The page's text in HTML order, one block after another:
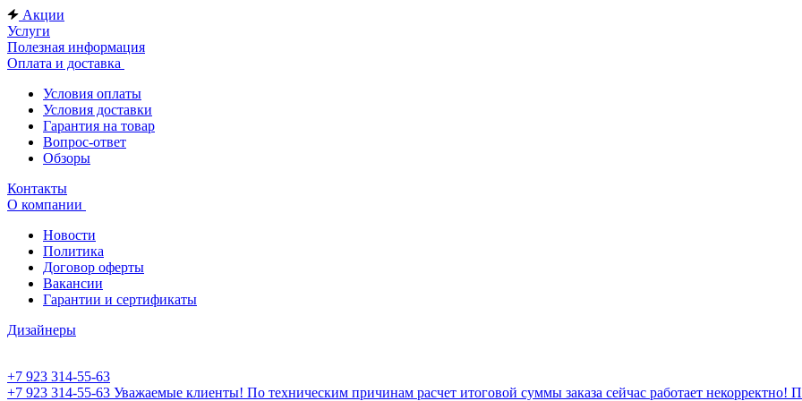
Акции
Услуги
Полезная информация
Оплата и доставка
Условия оплаты
Условия доставки
Гарантия на товар
Вопрос-ответ
Обзоры
Контакты
О компании
Новости
Политика
Договор оферты
Вакансии
Гарантии и сертификаты
Дизайнеры
+7 923 314-55-63
+7 923 314-55-63 Уважаемые клиенты! По техническим причинам расчет итоговой суммы заказа сейчас работает